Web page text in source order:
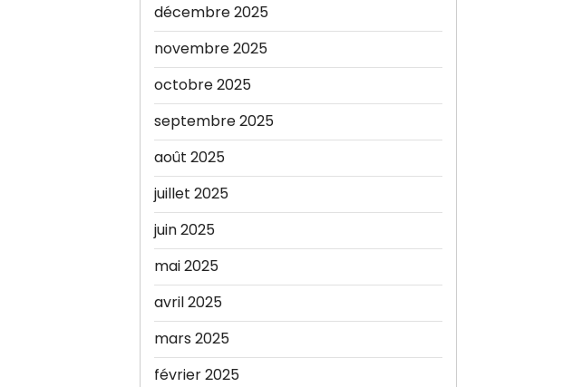
décembre 2025
novembre 2025
octobre 2025
septembre 2025
août 2025
juillet 2025
juin 2025
mai 2025
avril 2025
mars 2025
février 2025